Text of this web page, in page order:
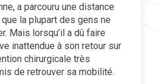
a parcouru une distance
la plupart des gens ne
Mais lorsqu’il a dû faire
inattendue à son retour sur
chirurgicale très
de retrouver sa mobilité.